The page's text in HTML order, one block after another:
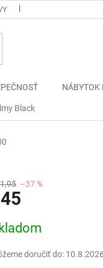
NÁBYTOK
Black
–37 %
doručiť do: 10.8.2026